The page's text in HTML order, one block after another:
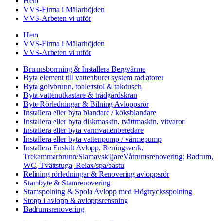
VVS-Firma i Mälarhöjden
VVS-Arbeten vi utför
Hem
VVS-Firma i Mälarhöjden
VVS-Arbeten vi utför
Brunnsborrning & Installera Bergvärme
Byta element till vattenburet system radiatorer
Byta golvbrunn, toalettstol & takdusch
Byta vattenutkastare & trädgårdskran
Byte Rörledningar & Bilning Avloppsrör
Installera eller byta blandare / köksblandare
Installera eller byta diskmaskin, tvättmaskin, vitvaror
Installera eller byta varmvattenberedare
Installera eller byta vattenpump / värmepump
Installera Enskilt Avlopp, Reningsverk,
Trekammarbrunn/SlamavskiljareVåtrumsrenovering: Badrum,
WC, Tvättstuga, Relax/spa/bastu
Relining rörledningar & Renovering avloppsrör
Stambyte & Stamrenovering
Stamspolning & Spola Avlopp med Högtrycksspolning
Stopp i avlopp & avloppsrensning
Badrumsrenovering